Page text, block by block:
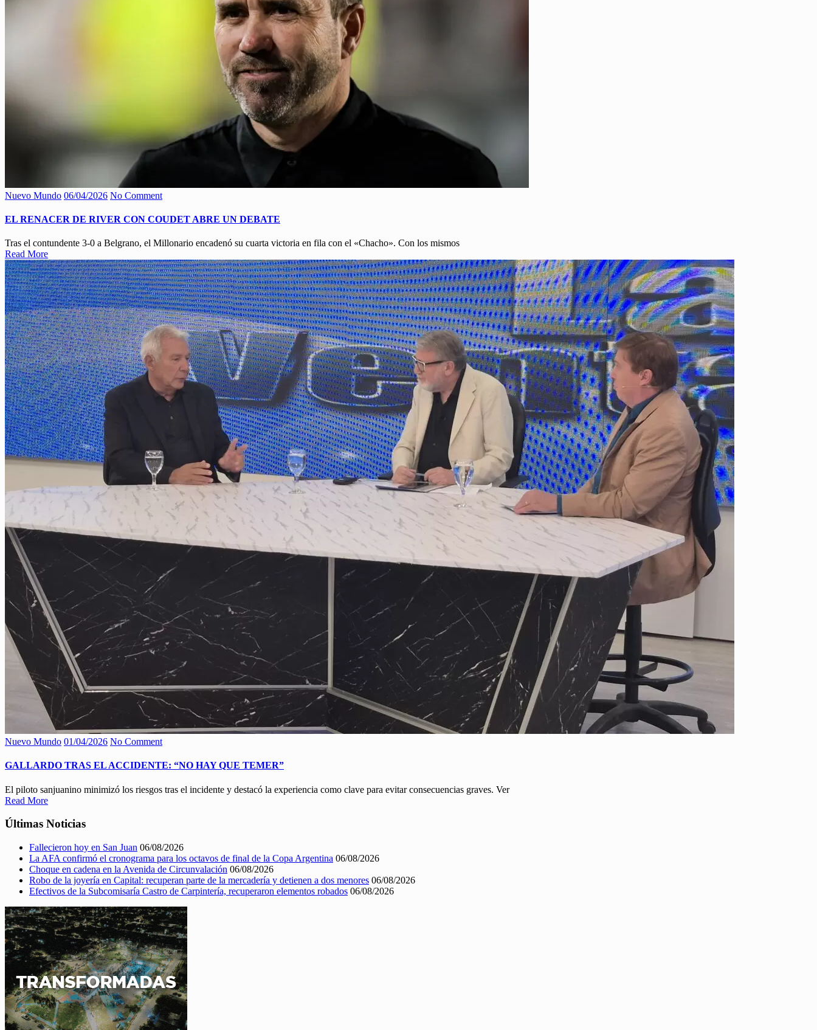
Nuevo Mundo 06/04/2026 No Comment
EL RENACER DE RIVER CON COUDET ABRE UN DEBATE
Tras el contundente 3-0 a Belgrano, el Millonario encadenó su cuarta victoria en fila con el «Chacho». Con los mismos
Read More
Nuevo Mundo 01/04/2026 No Comment
GALLARDO TRAS EL ACCIDENTE: “NO HAY QUE TEMER”
El piloto sanjuanino minimizó los riesgos tras el incidente y destacó la experiencia como clave para evitar consecuencias graves. Ver
Read More
Últimas Noticias
Fallecieron hoy en San Juan 06/08/2026
La AFA confirmó el cronograma para los octavos de final de la Copa Argentina 06/08/2026
Choque en cadena en la Avenida de Circunvalación 06/08/2026
Robo de la joyería en Capital: recuperan parte de la mercadería y detienen a dos menores 06/08/2026
Efectivos de la Subcomisaría Castro de Carpintería, recuperaron elementos robados 06/08/2026